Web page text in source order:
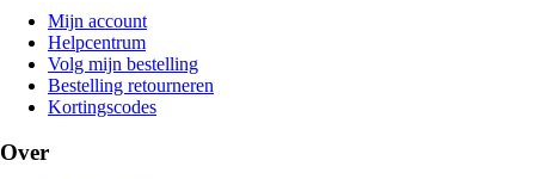
Mijn account
Helpcentrum
Volg mijn bestelling
Bestelling retourneren
Kortingscodes
Over